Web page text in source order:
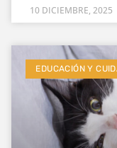
10 DICIEMBRE, 2025
EDUCACIÓN Y